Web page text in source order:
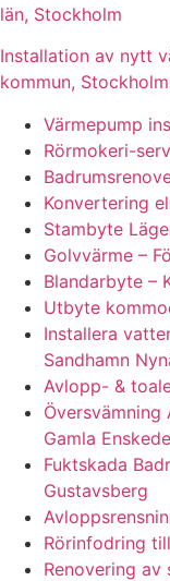
län, Stockholm
Installation av nytt
kommun,
Värmepump
Rörmokeri-
Konvertering
Stambyte
Golvvärme –
Blandarbyte –
Utbyte
Installera
Sandhamn
Avlopp- &
Översvämning
Gamla Enskede
Fuktskada
Gustavsberg
Rörinfodring
Renovering av